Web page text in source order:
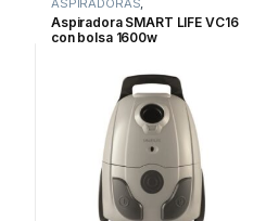
ELECTRODOMESTICOS,
LIMPIEZA y ROPA
Aspiradora SMART LIFE VC16
con bolsa 1600w